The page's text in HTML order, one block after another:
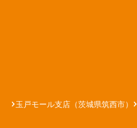
玉戸モール支店（茨城県筑西市）